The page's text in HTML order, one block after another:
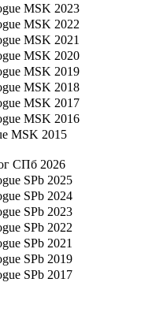
MSK 2023
MSK 2022
MSK 2021
MSK 2020
MSK 2019
MSK 2018
MSK 2017
MSK 2016
MSK 2015
СПб 2026
SPb 2025
SPb 2024
SPb 2023
SPb 2022
SPb 2021
SPb 2019
SPb 2017